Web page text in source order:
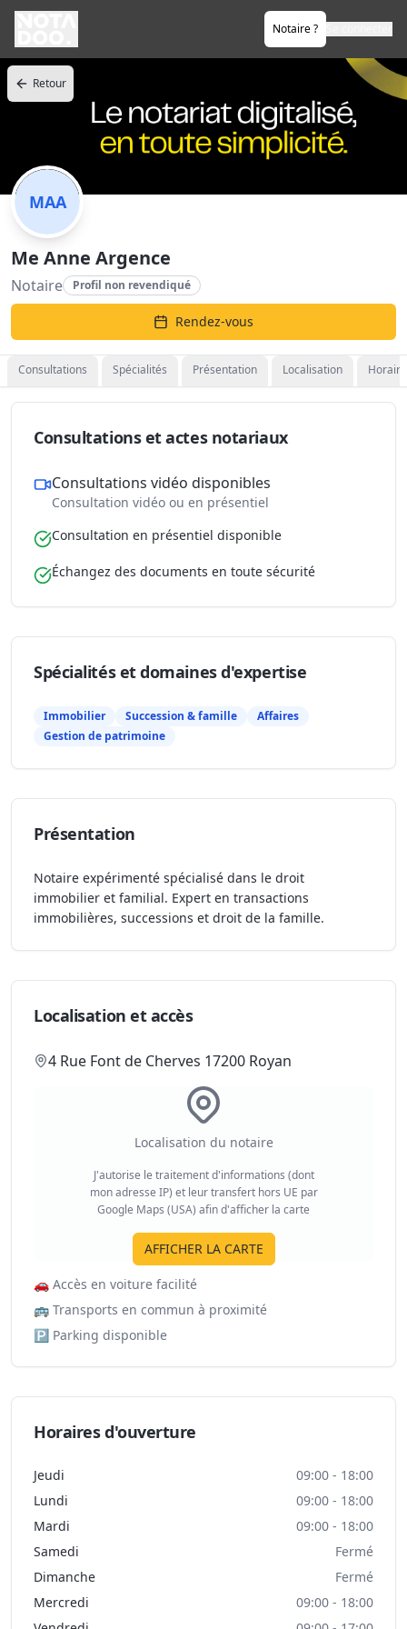
Notaire ?
Retour
MAA
Me Anne Argence
Notaire Profil non revendiqué
Rendez-vous
Consultations Spécialités Présentation Localisation
Consultations et actes notariaux
Consultations vidéo disponibles
Consultation vidéo ou en présentiel
Consultation en présentiel disponible
Échangez des documents en toute sécurité
Spécialités et domaines d'expertise
Immobilier Succession & famille
Affaires
Gestion de patrimoine
Présentation
Notaire expérimenté spécialisé dans le droit
immobilier et familial. Expert en transactions
immobilières, successions et droit de la famille.
Localisation et accès
4 Rue Font de Cherves 17200 Royan
Localisation du notaire
J'autorise le traitement d'informations (dont
mon adresse IP) et leur transfert hors UE par
Google Maps (USA) afin d'afficher la carte
AFFICHER LA CARTE
🚗 Accès en voiture facilité
🚌 Transports en commun à proximité
🅿️ Parking disponible
Horaires d'ouverture
Jeudi
09:00 - 18:00
Lundi
09:00 - 18:00
Mardi
09:00 - 18:00
Samedi
Fermé
Dimanche
Fermé
Mercredi
09:00 - 18:00